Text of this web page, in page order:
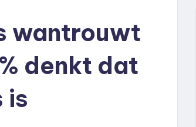
wantrouwt
denkt dat
is